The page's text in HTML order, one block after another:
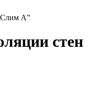
А”
стен